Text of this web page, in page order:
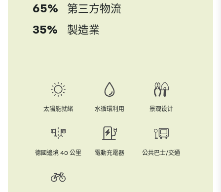
65%
第三方物流
35%
製造業
太陽能就緒 水循環利用 景观设计
德國邊境 40 公里 電動充電器 公共巴士/交通